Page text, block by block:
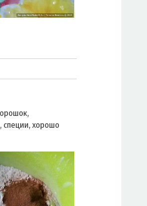
специи, хорошо